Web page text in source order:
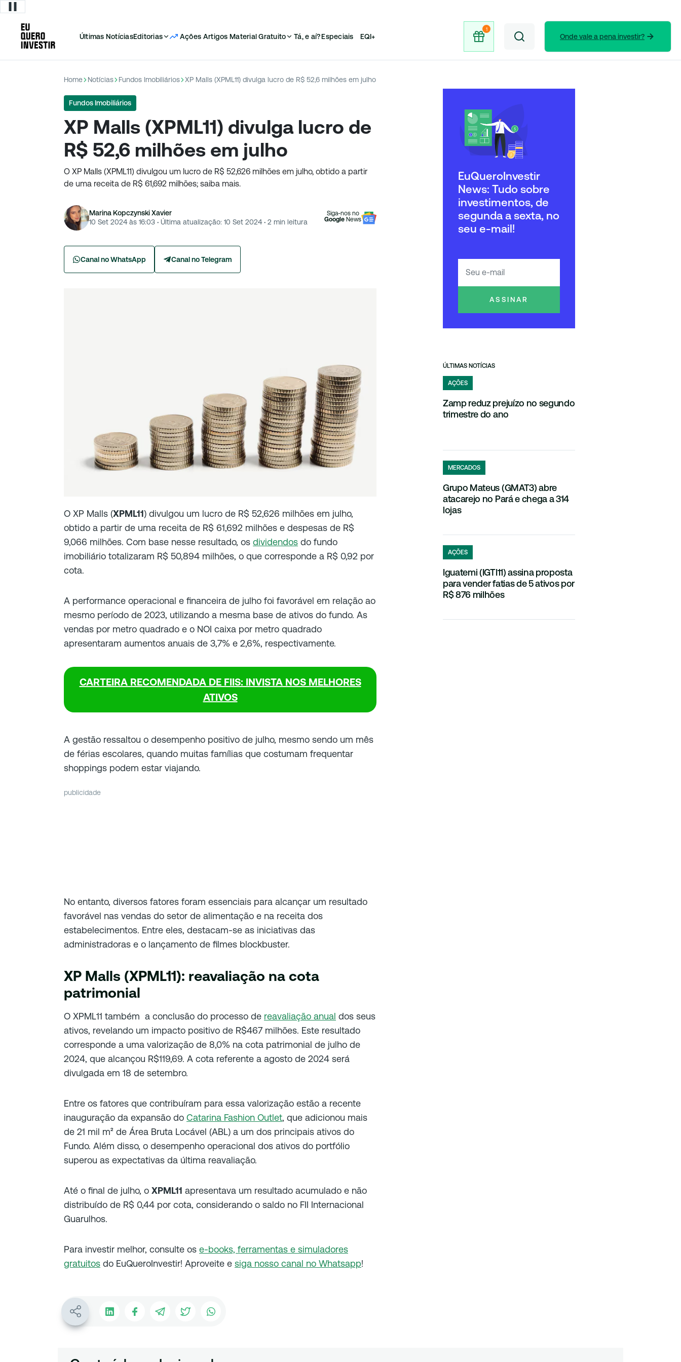
Últimas NotíciasEditorias Ações Artigos Material Gratuito Tá, e aí?Especiais EQI+ Onde vale a pena investir?
Home Notícias Fundos Imobiliários XP Malls (XPML11) divulga lucro de R$ 52,6 milhões em julho
Fundos Imobiliários
XP Malls (XPML11) divulga lucro de
R$ 52,6 milhões em julho
O XP Malls (XPML11) divulgou um lucro de R$ 52,626 milhões em julho, obtido a partir
de uma receita de R$ 61,692 milhões; saiba mais.
Marina Kopczynski Xavier
10 Set 2024 às 16:03 · Última atualização: 10 Set 2024 · 2 min leitura
Siga-nos no
Google News
Canal no WhatsApp Canal no Telegram
O XP Malls (XPML11) divulgou um lucro de R$ 52,626 milhões em julho,
obtido a partir de uma receita de R$ 61,692 milhões e despesas de R$
9,066 milhões. Com base nesse resultado, os dividendos do fundo
imobiliário totalizaram R$ 50,894 milhões, o que corresponde a R$ 0,92 por
cota.
A performance operacional e financeira de julho foi favorável em relação ao
mesmo período de 2023, utilizando a mesma base de ativos do fundo. As
vendas por metro quadrado e o NOI caixa por metro quadrado
apresentaram aumentos anuais de 3,7% e 2,6%, respectivamente.
CARTEIRA RECOMENDADA DE FIIS: INVISTA NOS MELHORES
ATIVOS
A gestão ressaltou o desempenho positivo de julho, mesmo sendo um mês
de férias escolares, quando muitas famílias que costumam frequentar
shoppings podem estar viajando.
publicidade
No entanto, diversos fatores foram essenciais para alcançar um resultado
favorável nas vendas do setor de alimentação e na receita dos
estabelecimentos. Entre eles, destacam-se as iniciativas das
administradoras e o lançamento de filmes blockbuster.
XP Malls (XPML11): reavaliação na cota
patrimonial
O XPML11 também a conclusão do processo de reavaliação anual dos seus
ativos, revelando um impacto positivo de R$467 milhões. Este resultado
corresponde a uma valorização de 8,0% na cota patrimonial de julho de
2024, que alcançou R$119,69. A cota referente a agosto de 2024 será
divulgada em 18 de setembro.
Entre os fatores que contribuíram para essa valorização estão a recente
inauguração da expansão do Catarina Fashion Outlet, que adicionou mais
de 21 mil m² de Área Bruta Locável (ABL) a um dos principais ativos do
Fundo. Além disso, o desempenho operacional dos ativos do portfólio
superou as expectativas da última reavaliação.
Até o final de julho, o XPML11 apresentava um resultado acumulado e não
distribuído de R$ 0,44 por cota, considerando o saldo no FII Internacional
Guarulhos.
Para investir melhor, consulte os e-books, ferramentas e simuladores
gratuitos do EuQueroInvestir! Aproveite e siga nosso canal no Whatsapp!
EuQueroInvestir
News: Tudo sobre
investimentos, de
segunda a sexta, no
seu e-mail!
ASSINAR
ÚLTIMAS NOTÍCIAS
AÇÕES
Zamp reduz prejuízo no segundo
trimestre do ano
MERCADOS
Grupo Mateus (GMAT3) abre
atacarejo no Pará e chega a 314
lojas
AÇÕES
Iguatemi (IGTI11) assina proposta
para vender fatias de 5 ativos por
R$ 876 milhões